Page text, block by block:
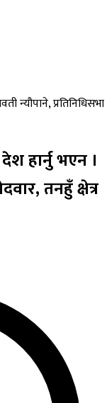
न्यौपाने, प्रतिनिधिसभा
हार्नु भएन ।
तनहुँ क्षेत्र